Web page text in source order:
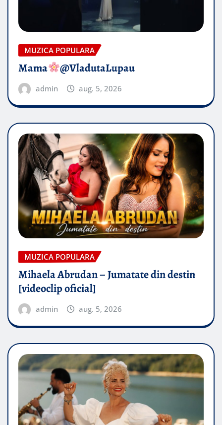
MUZICA POPULARA
Mama @VladutaLupau
admin aug. 5, 2026
MUZICA POPULARA
Mihaela Abrudan – Jumatate din destin
[videoclip oficial]
admin aug. 5, 2026